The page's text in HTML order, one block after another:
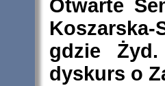
Otwarte
Koszarska-
gdzie
dyskurs o